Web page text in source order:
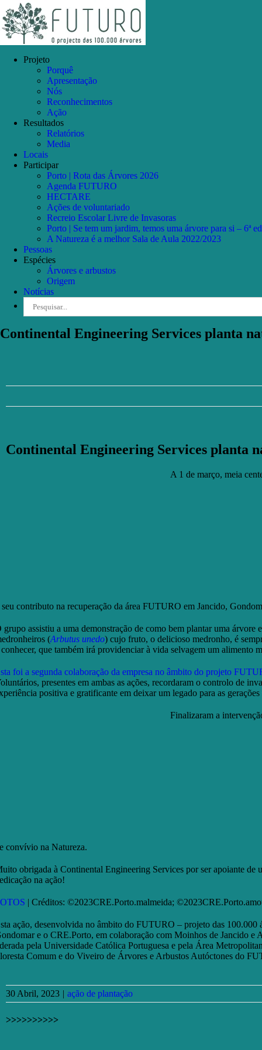
to
content
Facebook
Instagram
YouTube
Projeto
Porquê
Apresentação
Nós
Reconhecimentos
Ação
Resultados
Relatórios
Media
Locais
Participar
Porto | Rota das Árvores 2026
Agenda FUTURO
HECTARE
Ações de voluntariado
Recreio Escolar Livre de Invasoras
Porto | Se tem um jardim, temos uma árvore para si – 6ª
A Natureza é a melhor Sala de Aula 2022/2023
Pessoas
Espécies
Árvores e arbustos
Origem
Notícias
Continental Engineering Services planta
Continental Engineering Services planta
A 1 de março, meia
seu contributo na recuperação da área FUTURO em Jancido,
grupo assistiu a uma demonstração de como bem plantar uma
(Arbutus unedo) cujo fruto, o delicioso medronho, é
conhecer, que também irá providenciar à vida selvagem um alimento
foi a segunda colaboração da empresa no âmbito do projeto
presentes em ambas as ações, recordaram o controlo de
positiva e gratificante em deixar um legado para as
Finalizaram a
convívio na Natureza.
obrigada à Continental Engineering Services por ser apoiante
na ação!
| Créditos: ©2023CRE.Porto.malmeida;
ação, desenvolvida no âmbito do FUTURO – projeto das
e o CRE.Porto, em colaboração com Moinhos de Jancido e
pela Universidade Católica Portuguesa e pela Área
Comum e do Viveiro de Árvores e Arbustos Autóctones do
30 Abril, 2023 | ação de plantação
>>>>>>>>>>